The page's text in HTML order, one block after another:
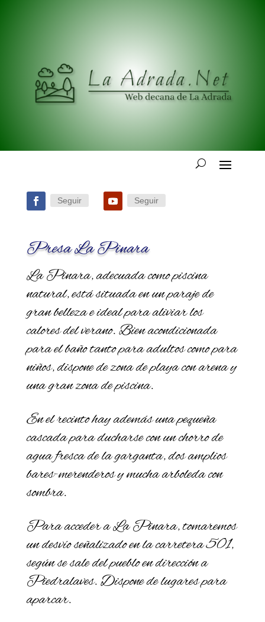
Seguir Seguir
Presa La Pinara
La Pinara, adecuada como piscina
natural, está situada en un paraje de
gran belleza e ideal para aliviar los
calores del verano. Bien acondicionada
para el baño tanto para adultos como para
niños, dispone de zona de playa con arena y
una gran zona de piscina.
En el recinto hay además una pequeña
cascada para ducharse con un chorro de
agua fresca de la garganta, dos amplios
bares-merenderos y mucha arboleda con
sombra.
Para acceder a La Pinara, tomaremos
un desvío señalizado en la carretera 501,
según se sale del pueblo en dirección a
Piedralaves. Dispone de lugares para
aparcar.